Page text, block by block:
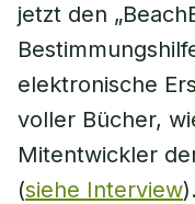
jetzt den
elektronische
voller Bücher,
Mitentwickler
(siehe Interview